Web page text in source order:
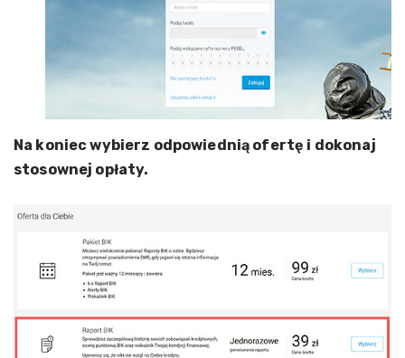
Na koniec wybierz odpowiednią ofertę i dokonaj
stosownej opłaty.